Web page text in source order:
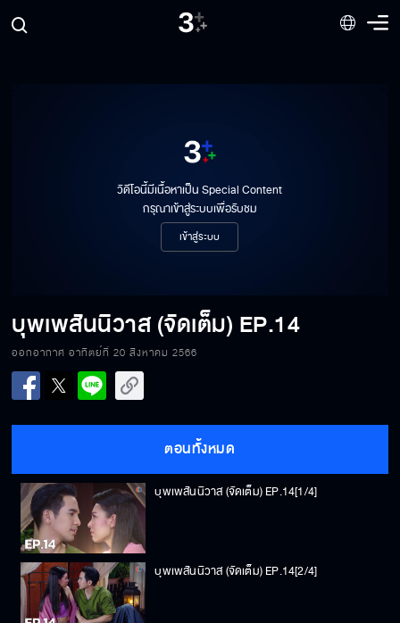
วิดีโอนี้มีเนื้อหาเป็น Special Content
กรุณาเข้าสู่ระบบเพื่อรับชม
เข้าสู่ระบบ
บุพเพสันนิวาส (จัดเต็ม) EP.14
ออกอากาศ อาทิตย์ที่ 20 สิงหาคม 2566
ตอนทั้งหมด
บุพเพสันนิวาส (จัดเต็ม) EP.14[1/4]
บุพเพสันนิวาส (จัดเต็ม) EP.14[2/4]